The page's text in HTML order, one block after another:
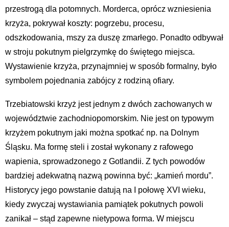
przestrogą dla potomnych. Morderca, oprócz wzniesienia
krzyża, pokrywał koszty: pogrzebu, procesu,
odszkodowania, mszy za duszę zmarłego. Ponadto odbywał
w stroju pokutnym pielgrzymkę do świętego miejsca.
Wystawienie krzyża, przynajmniej w sposób formalny, było
symbolem pojednania zabójcy z rodziną ofiary.
Trzebiatowski krzyż jest jednym z dwóch zachowanych w
województwie zachodniopomorskim. Nie jest on typowym
krzyżem pokutnym jaki można spotkać np. na Dolnym
Śląsku. Ma formę steli i został wykonany z rafowego
wapienia, sprowadzonego z Gotlandii. Z tych powodów
bardziej adekwatną nazwą powinna być: „kamień mordu”.
Historycy jego powstanie datują na I połowę XVI wieku,
kiedy zwyczaj wystawiania pamiątek pokutnych powoli
zanikał – stąd zapewne nietypowa forma. W miejscu